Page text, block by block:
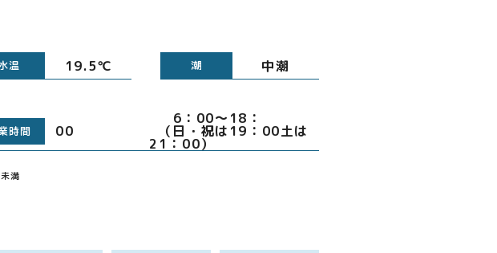
温 19.5℃ 潮 中潮
時間
6：00～18：
00 （日・祝は19：00土は
21：00）
満